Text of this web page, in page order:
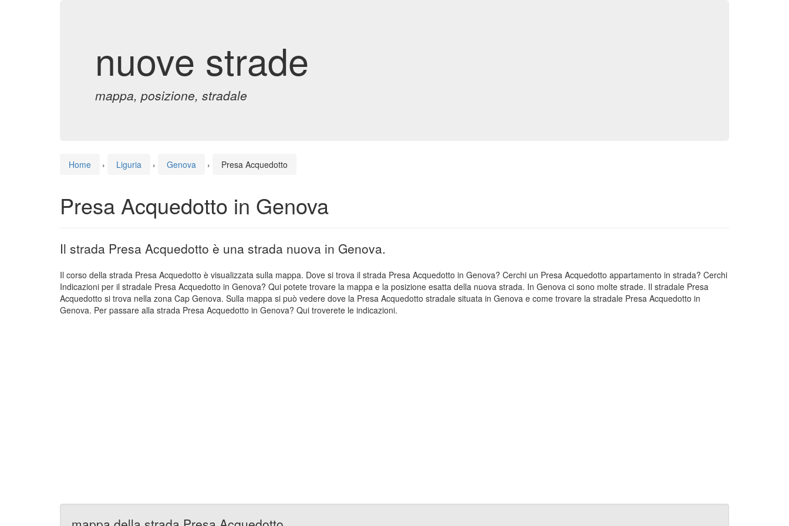
nuove strade
mappa, posizione, stradale
Home › Liguria › Genova › Presa Acquedotto
Presa Acquedotto in Genova
Il strada Presa Acquedotto è una strada nuova in Genova.
Il corso della strada Presa Acquedotto è visualizzata sulla mappa. Dove si trova il strada Presa Acquedotto in Genova? Cerchi un Presa Acquedotto appartamento in strada? Cerchi
Indicazioni per il stradale Presa Acquedotto in Genova? Qui potete trovare la mappa e la posizione esatta della nuova strada. In Genova ci sono molte strade. Il stradale Presa
Acquedotto si trova nella zona Cap Genova. Sulla mappa si può vedere dove la Presa Acquedotto stradale situata in Genova e come trovare la stradale Presa Acquedotto in
Genova. Per passare alla strada Presa Acquedotto in Genova? Qui troverete le indicazioni.